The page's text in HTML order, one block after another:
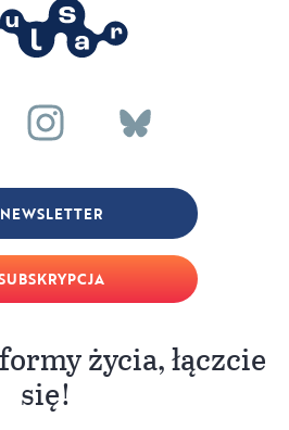
NEWSLETTER
życia, łączcie
się!